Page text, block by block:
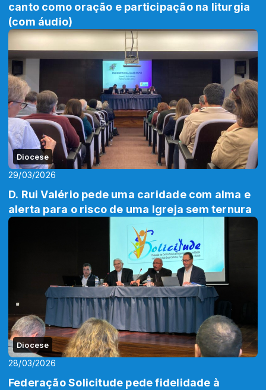
canto como oração e participação na liturgia
(com áudio)
Diocese
29/03/2026
D. Rui Valério pede uma caridade com alma e
alerta para o risco de uma Igreja sem ternura
Diocese
28/03/2026
Federação Solicitude pede fidelidade à